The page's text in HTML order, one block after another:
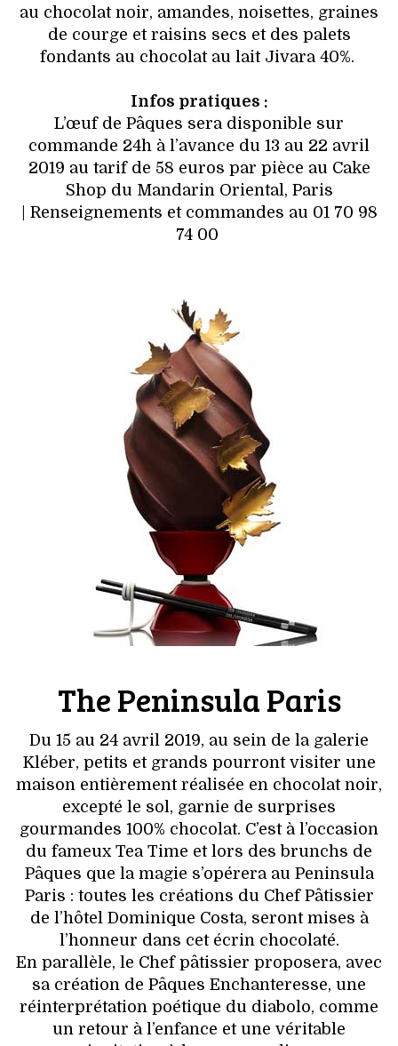
au chocolat noir, amandes, noisettes, graines
de courge et raisins secs et des palets
fondants au chocolat au lait Jivara 40%.
Infos pratiques :
L’œuf de Pâques sera disponible sur
commande 24h à l’avance du 13 au 22 avril
2019 au tarif de 58 euros par pièce au Cake
Shop du Mandarin Oriental, Paris
| Renseignements et commandes au 01 70 98
74 00
The Peninsula Paris
Du 15 au 24 avril 2019, au sein de la galerie
Kléber, petits et grands pourront visiter une
maison entièrement réalisée en chocolat noir,
excepté le sol, garnie de surprises
gourmandes 100% chocolat. C’est à l’occasion
du fameux Tea Time et lors des brunchs de
Pâques que la magie s’opérera au Peninsula
Paris : toutes les créations du Chef Pâtissier
de l’hôtel Dominique Costa, seront mises à
l’honneur dans cet écrin chocolaté.
En parallèle, le Chef pâtissier proposera, avec
sa création de Pâques Enchanteresse, une
réinterprétation poétique du diabolo, comme
un retour à l’enfance et une véritable